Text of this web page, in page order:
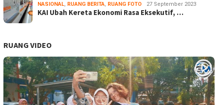
NASIONAL, RUANG BERITA, RUANG FOTO 27 September 2023
KAI Ubah Kereta Ekonomi Rasa Eksekutif, …
RUANG VIDEO